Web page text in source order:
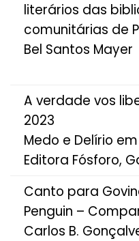
literários das
comunitárias de
Bel Santos Mayer
A verdade vos
2023
Medo e Delírio
Editora Fósforo,
Canto para
Penguin –
Carlos B.